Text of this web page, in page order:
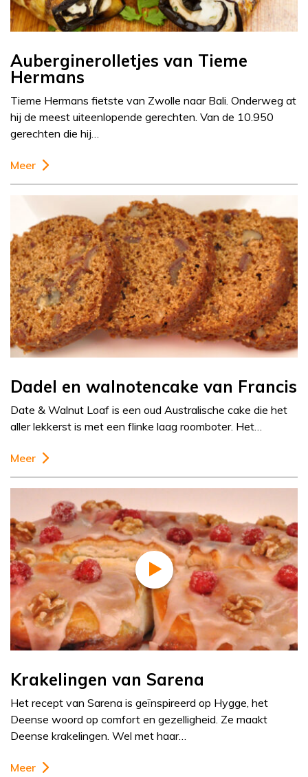
Auberginerolletjes van Tieme
Hermans
Tieme Hermans fietste van Zwolle naar Bali. Onderweg at
hij de meest uiteenlopende gerechten. Van de 10.950
gerechten die hij…
Meer
Dadel en walnotencake van Francis
Date & Walnut Loaf is een oud Australische cake die het
aller lekkerst is met een flinke laag roomboter. Het…
Meer
Krakelingen van Sarena
Het recept van Sarena is geïnspireerd op Hygge, het
Deense woord op comfort en gezelligheid. Ze maakt
Deense krakelingen. Wel met haar…
Meer